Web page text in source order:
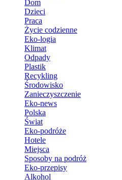
Dom
Dzieci
Praca
Życie codzienne
Eko-logia
Klimat
Odpady
Plastik
Recykling
Środowisko
Zanieczyszczenie
Eko-news
Polska
Świat
Eko-podróże
Hotele
Miejsca
Sposoby na podróż
Eko-przepisy
Alkohol